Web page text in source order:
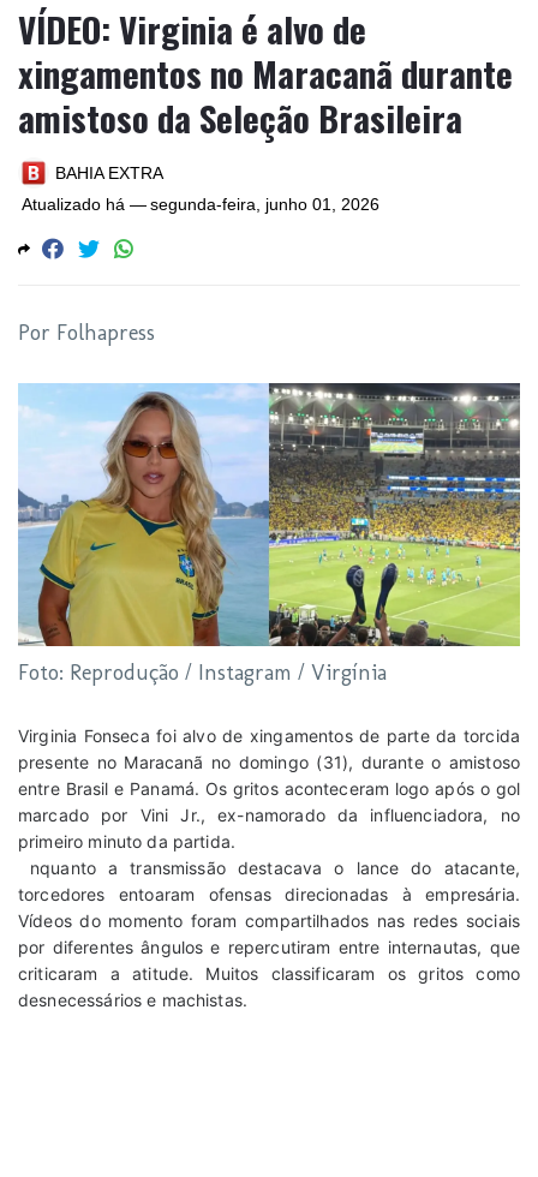
VÍDEO: Virginia é alvo de
xingamentos no Maracanã durante
amistoso da Seleção Brasileira
BAHIA EXTRA
Atualizado há —segunda-feira, junho 01, 2026
Por Folhapress
Foto: Reprodução / Instagram / Virgínia
Virginia Fonseca foi alvo de xingamentos de parte da torcida
presente no Maracanã no domingo (31), durante o amistoso
entre Brasil e Panamá. Os gritos aconteceram logo após o gol
marcado por Vini Jr., ex-namorado da influenciadora, no
primeiro minuto da partida.
nquanto a transmissão destacava o lance do atacante,
torcedores entoaram ofensas direcionadas à empresária.
Vídeos do momento foram compartilhados nas redes sociais
por diferentes ângulos e repercutiram entre internautas, que
criticaram a atitude. Muitos classificaram os gritos como
desnecessários e machistas.